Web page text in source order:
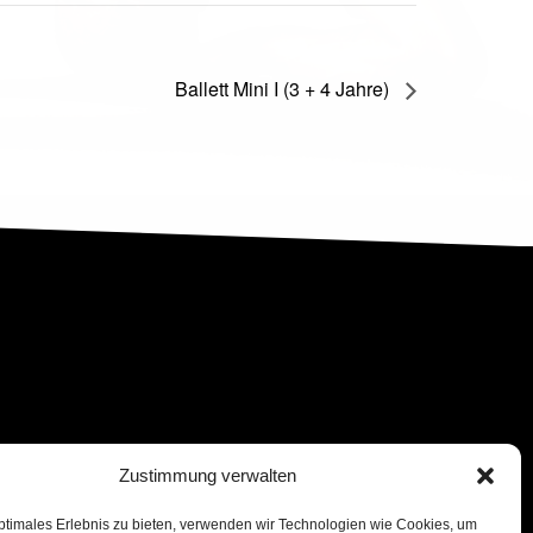
Zustimmung verwalten
Erlebnis zu bieten, verwenden wir Technologien wie Cookies, um
Ballett Mini I (3 + 4 Jahre)